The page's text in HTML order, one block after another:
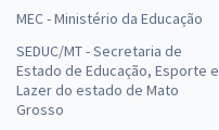
MEC - Ministério da Educação
SEDUC/MT - Secretaria de
Estado de Educação, Esporte e
Lazer do estado de Mato
Grosso